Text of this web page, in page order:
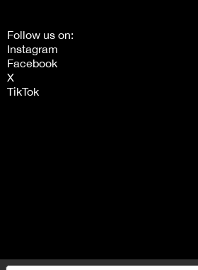
Follow us on:
Instagram
Facebook
X
TikTok